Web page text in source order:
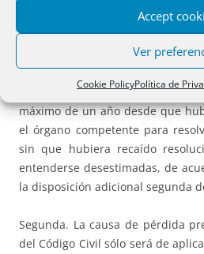
Accept
Ver
Cookie PolicyPolítica de
Disposición adicional. Primera.
Las solicitudes de adquisición por
del requisito de residencia
nacionalidad española habrán de
máximo de un año desde que
el órgano competente para
sin que hubiera recaído
entenderse desestimadas, de
la disposición adicional segunda
Segunda. La causa de pérdida
del Código Civil sólo será de